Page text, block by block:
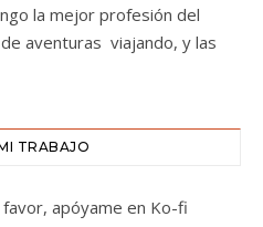
la mejor profesión del
aventuras viajando, y las
TRABAJO
apóyame en Ko-fi